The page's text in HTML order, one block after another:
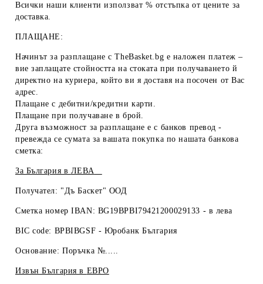
Всички наши клиенти използват % отстъпка от цените за
доставка.
ПЛАЩАНЕ:
Начинът за разплащане с TheBasket.bg е наложен платеж –
вие заплащате стойността на стоката при получаването й
директно на куриера, който ви я доставя на посочен от Вас
адрес.
Плащане с дебитни/кредитни карти .
Плащане при получаване в брой.
Друга възможност за разплащане е с банков превод -
превежда се сумата за вашата покупка по нашата банкова
сметка:
За България в ЛЕВА
Получател: "Дъ Баскет" ООД
Сметка номер IBAN: BG19BPBI79421200029133 - в лева
BIC code: BPBIBGSF - Юробанк България
Основание: Поръчка №.....
Извън България в ЕВРО